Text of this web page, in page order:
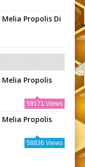
Melia Propolis Di
Melia Propolis
59171 Views
Melia Propolis
58836 Views